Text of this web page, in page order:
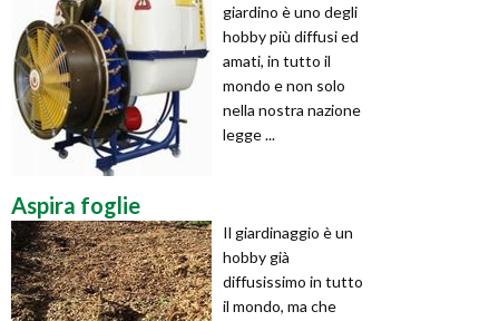
giardino è uno degli
hobby più diffusi ed
amati, in tutto il
mondo e non solo
nella nostra nazione
legge ...
Aspira foglie
Il giardinaggio è un
hobby già
diffusissimo in tutto
il mondo, ma che